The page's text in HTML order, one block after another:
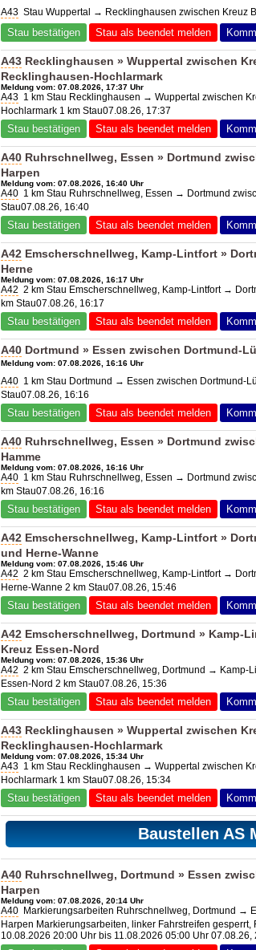
A43 Stau Wuppertal → Recklinghausen zwischen Kreuz
Stau bestätigen Stau als beendet melden
A43 Recklinghausen » Wuppertal zwischen
Recklinghausen-Hochlarmark
Meldung vom: 07.08.2026, 17:37 Uhr
A43 1 km Stau Recklinghausen → Wuppertal zwischen
Hochlarmark 1 km Stau07.08.26, 17:37
Stau bestätigen Stau als beendet melden
A40 Ruhrschnellweg, Essen » Dortmund
Harpen
Meldung vom: 07.08.2026, 16:40 Uhr
A40 1 km Stau Ruhrschnellweg, Essen → Dortmund
Stau07.08.26, 16:40
Stau bestätigen Stau als beendet melden
A42 Emscherschnellweg, Kamp-Lintfort »
Herne
Meldung vom: 07.08.2026, 16:17 Uhr
A42 2 km Stau Emscherschnellweg, Kamp-Lintfort →
km Stau07.08.26, 16:17
Stau bestätigen Stau als beendet melden
A40 Dortmund » Essen zwischen Dortmund-
Meldung vom: 07.08.2026, 16:16 Uhr
A40 1 km Stau Dortmund → Essen zwischen Dortmund-
Stau07.08.26, 16:16
Stau bestätigen Stau als beendet melden
A40 Ruhrschnellweg, Essen » Dortmund
Hamme
Meldung vom: 07.08.2026, 16:16 Uhr
A40 1 km Stau Ruhrschnellweg, Essen → Dortmund
km Stau07.08.26, 16:16
Stau bestätigen Stau als beendet melden
A42 Emscherschnellweg, Kamp-Lintfort »
und Herne-Wanne
Meldung vom: 07.08.2026, 15:46 Uhr
A42 2 km Stau Emscherschnellweg, Kamp-Lintfort →
Herne-Wanne 2 km Stau07.08.26, 15:46
Stau bestätigen Stau als beendet melden
A42 Emscherschnellweg, Dortmund » Kamp-
Kreuz Essen-Nord
Meldung vom: 07.08.2026, 15:36 Uhr
A42 2 km Stau Emscherschnellweg, Dortmund → Kamp-
Essen-Nord 2 km Stau07.08.26, 15:36
Stau bestätigen Stau als beendet melden
A43 Recklinghausen » Wuppertal zwischen
Recklinghausen-Hochlarmark
Meldung vom: 07.08.2026, 15:34 Uhr
A43 1 km Stau Recklinghausen → Wuppertal zwischen
Hochlarmark 1 km Stau07.08.26, 15:34
Stau bestätigen Stau als beendet melden
Baustellen AS
A40 Ruhrschnellweg, Dortmund » Essen
Harpen
Meldung vom: 07.08.2026, 20:14 Uhr
A40 Markierungsarbeiten Ruhrschnellweg, Dortmund →
Harpen Markierungsarbeiten, linker Fahrstreifen
10.08.2026 20:00 Uhr bis 11.08.2026 05:00 Uhr 07.08.26,